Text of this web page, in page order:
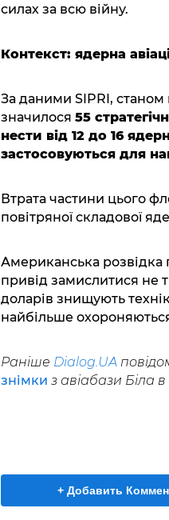
силах за всю війну.
Контекст: ядерна
За даними SIPRI, станом
значилося 55
нести від 12 до 16
застосовуються для
Втрата частини цього
повітряної складової
Американська розвідка
привід замислитися не
доларів знищують
найбільше
Раніше Dialog.UA
знімки з авіабази Біла в
+ Добавить